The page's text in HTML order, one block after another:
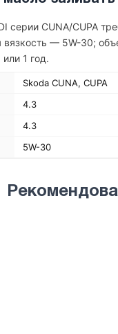
серии CUNA/CUPA
— 5W-30;
1 год.
Skoda CUNA, CUPA
4.3
4.3
5W-30